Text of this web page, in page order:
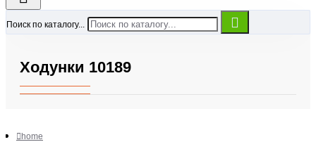
Поиск по каталогу...
Ходунки 10189
home